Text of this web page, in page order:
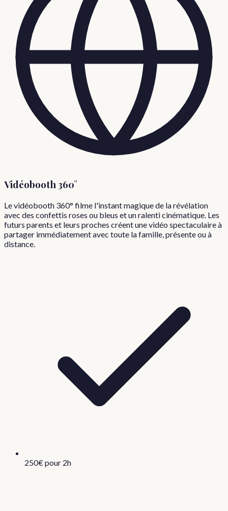
Vidéobooth 360°
Le vidéobooth 360° filme l'instant magique de la révélation
avec des confettis roses ou bleus et un ralenti cinématique. Les
futurs parents et leurs proches créent une vidéo spectaculaire à
partager immédiatement avec toute la famille, présente ou à
distance.
250€ pour 2h